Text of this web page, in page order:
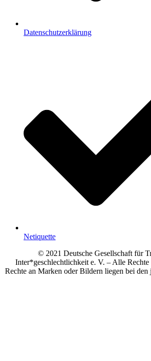
Datenschutzerklärung
Netiquette
© 2021 Deutsche Gesellschaft für
Inter*geschlechtlichkeit e. V. – Alle
Rechte an Marken oder Bildern liegen bei